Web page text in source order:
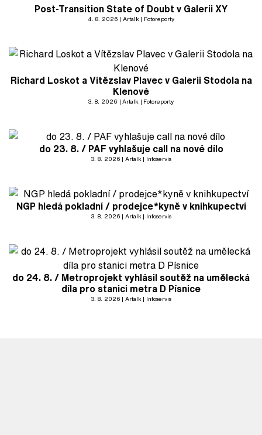
Post-Transition State of Doubt v Galerii XY
4. 8. 2026 Artalk Fotoreporty
Richard Loskot a Vítězslav Plavec v Galerii Stodola na
Klenové
3. 8. 2026 Artalk Fotoreporty
do 23. 8. / PAF vyhlašuje call na nové dílo
3. 8. 2026 Artalk Infoservis
NGP hledá pokladní / prodejce*kyně v knihkupectví
3. 8. 2026 Artalk Infoservis
do 24. 8. / Metroprojekt vyhlásil soutěž na umělecká
díla pro stanici metra D Písnice
3. 8. 2026 Artalk Infoservis